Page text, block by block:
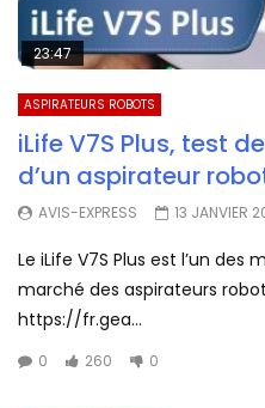
23:47
ASPIRATEURS ROBOTS
iLife V7S Plus, test
d’un aspirateur
AVIS-EXPRESS 13 JANVIER
Le iLife V7S Plus est l’un
marché des aspirateurs
https://fr.gea...
0 260 0